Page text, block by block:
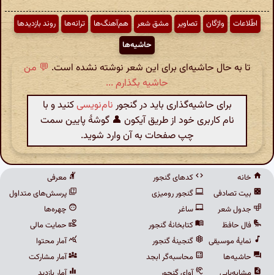
اطّلاعات واژگان تصاویر مشق شعر هم‌آهنگ‌ها ترانه‌ها
روند بازدیدها
حاشیه‌ها
تا به حال حاشیه‌ای برای این شعر نوشته نشده است. 💬 من
حاشیه بگذارم ...
برای حاشیه‌گذاری باید در گنجور نام‌نویسیکنید و با
نام کاربری خود از طریق آیکون 👤 گوشهٔ پایین سمت
چپ صفحات به آن وارد شوید.
خانه
بیت تصادفی
جدول شعر
فال حافظ
نمایهٔ موسیقی
حاشیه‌ها
کدهای گنجور
گنجور رومیزی
ساغر
کتابخانهٔ گنجور
گنجینهٔ گنجور
محاسبه‌گر ابجد
معرفی
پرسش‌های متداول
چهره‌ها
حمایت مالی
آمار محتوا
آمار مشارکت